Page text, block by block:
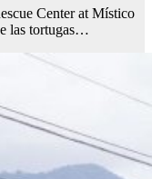
Center at Místico
las tortugas…